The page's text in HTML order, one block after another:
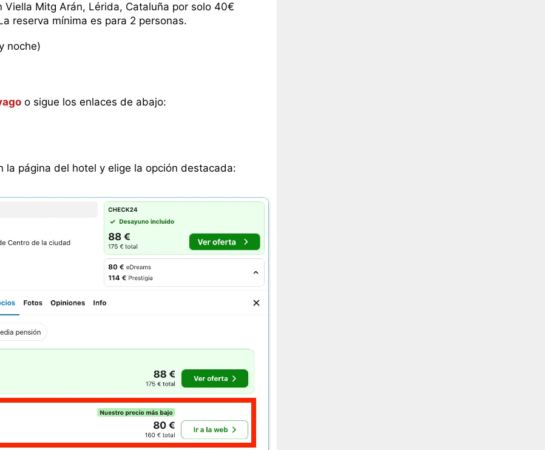
Viella Mitg Arán, Lérida, Cataluña por solo 40€
reserva mínima es para 2 personas.
noche)
o sigue los enlaces de abajo:
la página del hotel y elige la opción destacada: